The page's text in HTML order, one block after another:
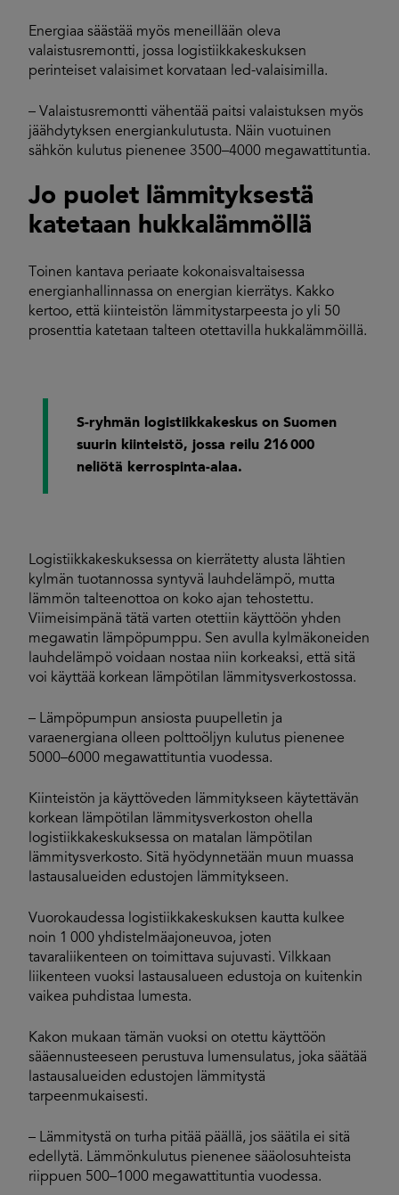
Energiaa säästää myös meneillään oleva
valaistusremontti, jossa logistiikkakeskuksen
perinteiset valaisimet korvataan led-valaisimilla.
– Valaistusremontti vähentää paitsi valaistuksen myös
jäähdytyksen energiankulutusta. Näin vuotuinen
sähkön kulutus pienenee 3500–4000 megawattituntia.
Jo puolet lämmityksestä
katetaan hukkalämmöllä
Toinen kantava periaate kokonaisvaltaisessa
energianhallinnassa on energian kierrätys. Kakko
kertoo, että kiinteistön lämmitystarpeesta jo yli 50
prosenttia katetaan talteen otettavilla hukkalämmöillä.
S-ryhmän logistiikkakeskus on Suomen
suurin kiinteistö, jossa reilu 216 000
neliötä kerrospinta-alaa.
Logistiikkakeskuksessa on kierrätetty alusta lähtien
kylmän tuotannossa syntyvä lauhdelämpö, mutta
lämmön talteenottoa on koko ajan tehostettu.
Viimeisimpänä tätä varten otettiin käyttöön yhden
megawatin lämpöpumppu. Sen avulla kylmäkoneiden
lauhdelämpö voidaan nostaa niin korkeaksi, että sitä
voi käyttää korkean lämpötilan lämmitysverkostossa.
– Lämpöpumpun ansiosta puupelletin ja
varaenergiana olleen polttoöljyn kulutus pienenee
5000–6000 megawattituntia vuodessa.
Kiinteistön ja käyttöveden lämmitykseen käytettävän
korkean lämpötilan lämmitysverkoston ohella
logistiikkakeskuksessa on matalan lämpötilan
lämmitysverkosto. Sitä hyödynnetään muun muassa
lastausalueiden edustojen lämmitykseen.
Vuorokaudessa logistiikkakeskuksen kautta kulkee
noin 1 000 yhdistelmäajoneuvoa, joten
tavaraliikenteen on toimittava sujuvasti. Vilkkaan
liikenteen vuoksi lastausalueen edustoja on kuitenkin
vaikea puhdistaa lumesta.
Kakon mukaan tämän vuoksi on otettu käyttöön
sääennusteeseen perustuva lumensulatus, joka säätää
lastausalueiden edustojen lämmitystä
tarpeenmukaisesti.
– Lämmitystä on turha pitää päällä, jos säätila ei sitä
edellytä. Lämmönkulutus pienenee sääolosuhteista
riippuen 500–1000 megawattituntia vuodessa.